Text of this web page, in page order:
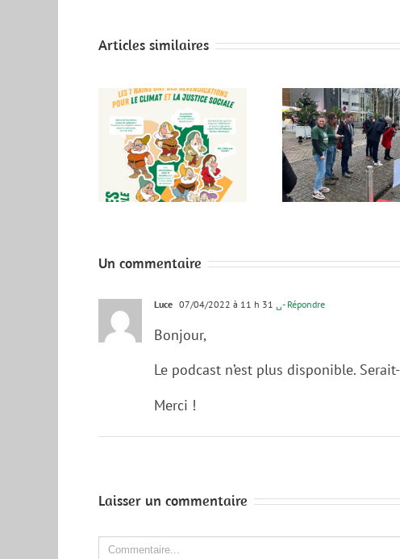
Articles similaires
Bilan de mi-mandat
de Nantes
Métropole : Tout
juste la moyenne,
doit redoubler
d’efforts pour tenir
Soirée
Septembre
Un commentaire
Luce 07/04/2022 à 11 h 31 ␣- Répondre
Bonjour,
Le podcast n’est plus disponible.
Merci !
Laisser un commentaire
Comment